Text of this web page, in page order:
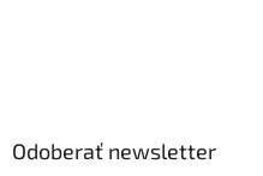
Odoberať newsletter